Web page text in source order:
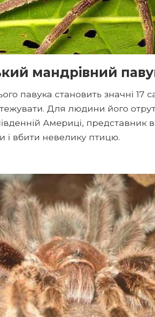
мандрівний
павука становить значні 17
Для людини його
Америці,
і вбити невелику птицю.